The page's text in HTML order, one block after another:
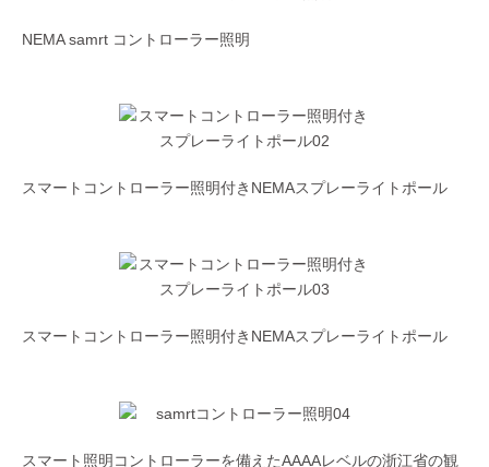
NEMA samrt コントローラー照明
スマートコントローラー照明付きNEMAスプレーライトポール
スマートコントローラー照明付きNEMAスプレーライトポール
スマート照明コントローラーを備えたAAAAレベルの浙江省の観